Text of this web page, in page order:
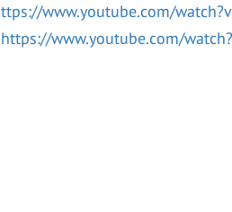
www.youtube.com/
https://www.youtube.com/